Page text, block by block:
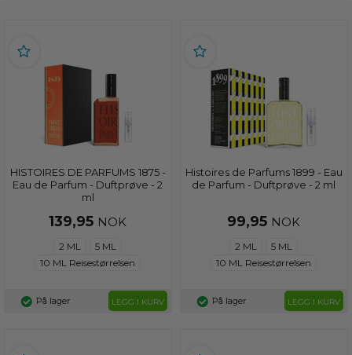
HISTOIRES DE PARFUMS 1875 -
Eau de Parfum - Duftprøve - 2
ml
139,95 NOK
2 ML
5 ML
10 ML Reisestørrelsen
På lager LEGG I KURV
Histoires de Parfums 1899 - Eau
de Parfum - Duftprøve - 2 ml
99,95 NOK
2 ML
5 ML
10 ML Reisestørrelsen
På lager LEGG I KURV